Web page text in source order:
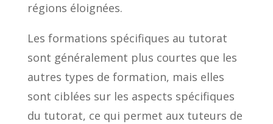
régions éloignées.
Les formations spécifiques au tutorat
sont généralement plus courtes que les
autres types de formation, mais elles
sont ciblées sur les aspects spécifiques
du tutorat, ce qui permet aux tuteurs de